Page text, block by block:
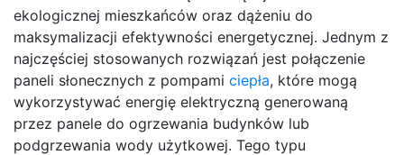
ekologicznej mieszkańców oraz dążeniu do
maksymalizacji efektywności energetycznej. Jednym z
najczęściej stosowanych rozwiązań jest połączenie
paneli słonecznych z pompami ciepła, które mogą
wykorzystywać energię elektryczną generowaną
przez panele do ogrzewania budynków lub
podgrzewania wody użytkowej. Tego typu